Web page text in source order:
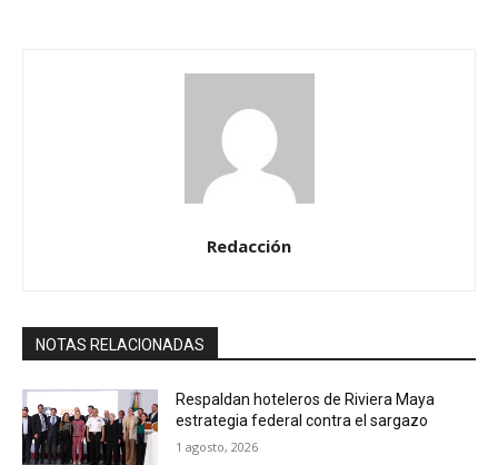
Redacción
NOTAS RELACIONADAS
Respaldan hoteleros de Riviera Maya
estrategia federal contra el sargazo
1 agosto, 2026